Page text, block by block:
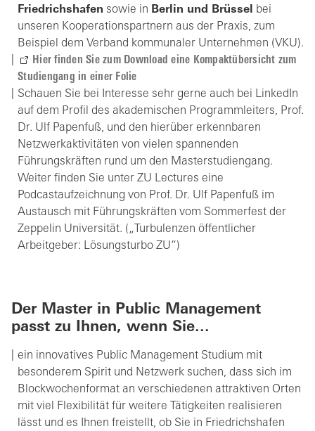
Friedrichshafen sowie in Berlin und Brüssel bei
unseren Kooperationspartnern aus der Praxis, zum
Beispiel dem Verband kommunaler Unternehmen (VKU).
Hier finden Sie zum Download eine Kompaktübersicht zum
Studiengang in einer Folie
Schauen Sie bei Interesse sehr gerne auch bei LinkedIn
auf dem Profil des akademischen Programmleiters, Prof.
Dr. Ulf Papenfuß, und den hierüber erkennbaren
Netzwerkaktivitäten von vielen spannenden
Führungskräften rund um den Masterstudiengang.
Weiter finden Sie unter ZU Lectures eine
Podcastaufzeichnung von Prof. Dr. Ulf Papenfuß im
Austausch mit Führungskräften vom Sommerfest der
Zeppelin Universität. („Turbulenzen öffentlicher
Arbeitgeber: Lösungsturbo ZU“)
Der Master in Public Management
passt zu Ihnen, wenn Sie...
ein innovatives Public Management Studium mit
besonderem Spirit und Netzwerk suchen, dass sich im
Blockwochenformat an verschiedenen attraktiven Orten
mit viel Flexibilität für weitere Tätigkeiten realisieren
lässt und es Ihnen freistellt, ob Sie in Friedrichshafen